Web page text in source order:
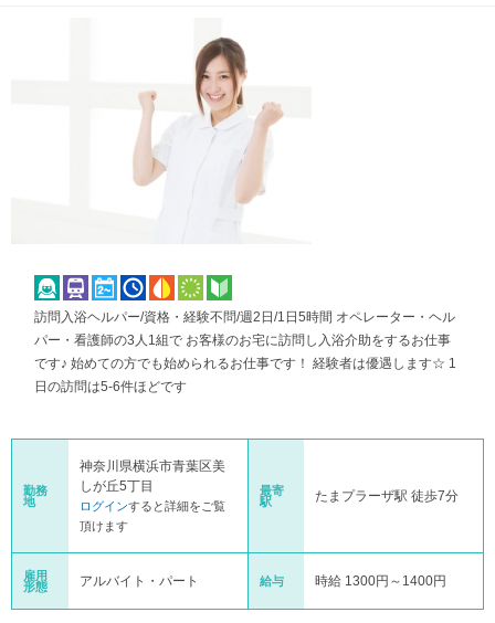
訪問入浴ヘルパー/資格・経験不問/週2日/1日5時間 オペレーター・ヘル
パー・看護師の3人1組で お客様のお宅に訪問し入浴介助をするお仕事
です♪ 始めての方でも始められるお仕事です！ 経験者は優遇します☆ 1
日の訪問は5-6件ほどです
勤務
地
神奈川県横浜市青葉区美
しが丘5丁目
ログインすると詳細をご覧
頂けます
最寄
駅
たまプラーザ駅 徒歩7分
雇用
形態
アルバイト・パート 給与 時給 1300円～1400円